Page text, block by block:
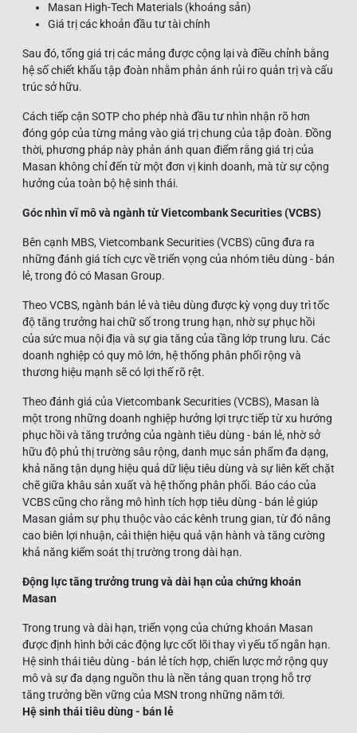
Masan High-Tech Materials (khoáng sản)
Giá trị các khoản đầu tư tài chính
Sau đó, tổng giá trị các mảng được cộng lại và điều chỉnh bằng
hệ số chiết khấu tập đoàn nhằm phản ánh rủi ro quản trị và cấu
trúc sở hữu.
Cách tiếp cận SOTP cho phép nhà đầu tư nhìn nhận rõ hơn
đóng góp của từng mảng vào giá trị chung của tập đoàn. Đồng
thời, phương pháp này phản ánh quan điểm rằng giá trị của
Masan không chỉ đến từ một đơn vị kinh doanh, mà từ sự cộng
hưởng của toàn bộ hệ sinh thái.
Góc nhìn vĩ mô và ngành từ Vietcombank Securities (VCBS)
Bên cạnh MBS, Vietcombank Securities (VCBS) cũng đưa ra
những đánh giá tích cực về triển vọng của nhóm tiêu dùng - bán
lẻ, trong đó có Masan Group.
Theo VCBS, ngành bán lẻ và tiêu dùng được kỳ vọng duy trì tốc
độ tăng trưởng hai chữ số trong trung hạn, nhờ sự phục hồi
của sức mua nội địa và sự gia tăng của tầng lớp trung lưu. Các
doanh nghiệp có quy mô lớn, hệ thống phân phối rộng và
thương hiệu mạnh sẽ có lợi thế rõ rệt.
Theo đánh giá của Vietcombank Securities (VCBS), Masan là
một trong những doanh nghiệp hưởng lợi trực tiếp từ xu hướng
phục hồi và tăng trưởng của ngành tiêu dùng - bán lẻ, nhờ sở
hữu độ phủ thị trường sâu rộng, danh mục sản phẩm đa dạng,
khả năng tận dụng hiệu quả dữ liệu tiêu dùng và sự liên kết chặt
chẽ giữa khâu sản xuất và hệ thống phân phối. Báo cáo của
VCBS cũng cho rằng mô hình tích hợp tiêu dùng - bán lẻ giúp
Masan giảm sự phụ thuộc vào các kênh trung gian, từ đó nâng
cao biên lợi nhuận, cải thiện hiệu quả vận hành và tăng cường
khả năng kiểm soát thị trường trong dài hạn.
Động lực tăng trưởng trung và dài hạn của chứng khoán
Masan
Trong trung và dài hạn, triển vọng của chứng khoán Masan
được định hình bởi các động lực cốt lõi thay vì yếu tố ngắn hạn.
Hệ sinh thái tiêu dùng - bán lẻ tích hợp, chiến lược mở rộng quy
mô và sự đa dạng nguồn thu là nền tảng quan trọng hỗ trợ
tăng trưởng bền vững của MSN trong những năm tới.
Hệ sinh thái tiêu dùng - bán lẻ